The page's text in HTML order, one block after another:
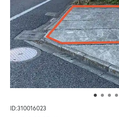
ID:310016023